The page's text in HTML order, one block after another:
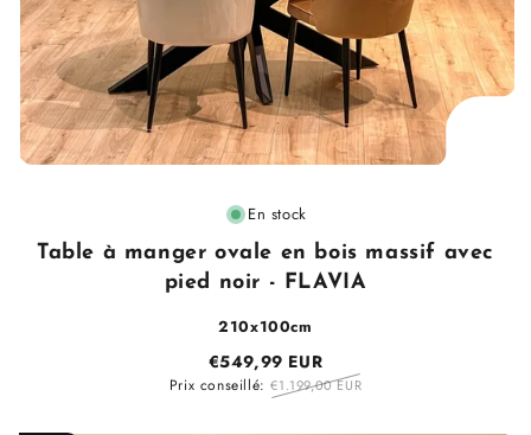
Fournisseur
En stock
Table à manger ovale en bois massif avec
pied noir - FLAVIA
210x100cm
€549,99 EUR
Prix conseillé: €1.199,00 EUR